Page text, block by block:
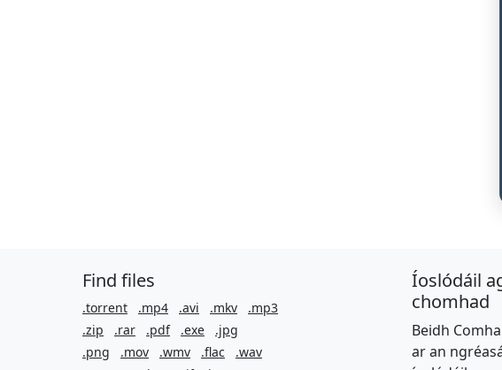
Find files
.torrent .mp4 .avi .mkv
.mp3
.zip
.rar .pdf .exe
.jpg
.png
.mov .wmv .flac
.wav
Íoslódáil
chomhad
Beidh
ar an